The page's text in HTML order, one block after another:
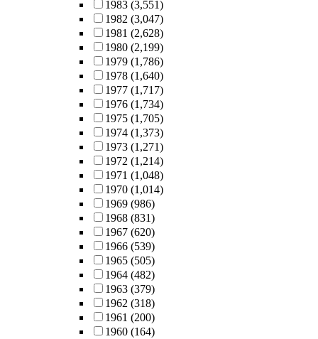
1983 (3,551)
1982 (3,047)
1981 (2,628)
1980 (2,199)
1979 (1,786)
1978 (1,640)
1977 (1,717)
1976 (1,734)
1975 (1,705)
1974 (1,373)
1973 (1,271)
1972 (1,214)
1971 (1,048)
1970 (1,014)
1969 (986)
1968 (831)
1967 (620)
1966 (539)
1965 (505)
1964 (482)
1963 (379)
1962 (318)
1961 (200)
1960 (164)